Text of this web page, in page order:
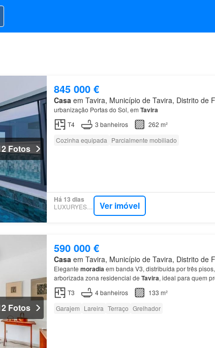
Fotos
845 000 €
Casaem Tavira, Município de Tavira, Distrito de
urbanização Portas do Sol, em Tavira
T4 3 banheiros
262 m²
Cozinha equipada Parcialmente mobiliado
Há 13 dias
LUXURYESTATE Ver imóvel
Fotos
590 000 €
Casa em Tavira, Município de Tavira, Distrito de
Elegante moradiaem banda V3, distribuída por três
arborizada zona residencial de Tavira, ideal para quem
excelente luminosidade natural e acabamentos cuidados,
T3 4banheiros
133 m²
Garajem Lareira Terraço Grelhador